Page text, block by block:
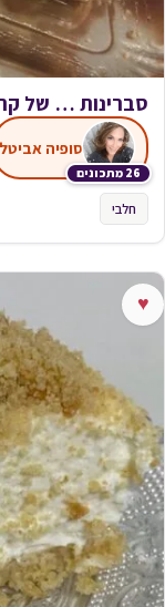
סברינות … של
26 מתכונים
סופיה אביטל
חלבי
♥